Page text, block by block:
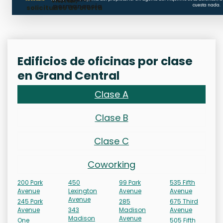
solicitudes de oferta
permanencia
cuesta nada.
Edificios de oficinas por clase
en Grand Central
Clase A
Clase B
Clase C
Coworking
200 Park
Avenue
245 Park
Avenue
One
450
Lexington
Avenue
343
Madison
99 Park
Avenue
285
Madison
Avenue
535 Fifth
Avenue
675 Third
Avenue
505 Fifth